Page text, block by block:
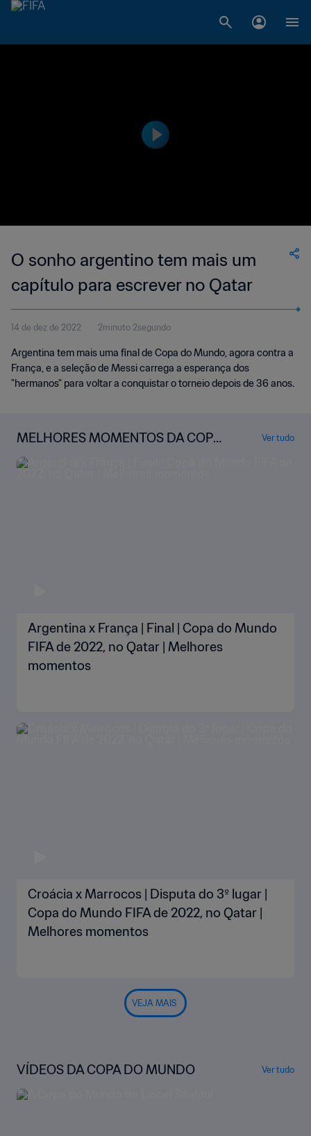
O sonho argentino tem mais um
capítulo para escrever no Qatar
14 de dez de 2022 2minuto 2segundo
Argentina tem mais uma final de Copa do Mundo, agora contra a
França, e a seleção de Messi carrega a esperança dos
"hermanos" para voltar a conquistar o torneio depois de 36 anos.
MELHORES MOMENTOS DA COPA
DO MUNDO
Ver tudo
Argentina x França | Final | Copa do Mundo
FIFA de 2022, no Qatar | Melhores
momentos
Croácia x Marrocos | Disputa do 3º lugar |
Copa do Mundo FIFA de 2022, no Qatar |
Melhores momentos
VEJA MAIS
VÍDEOS DA COPA DO MUNDO Ver tudo